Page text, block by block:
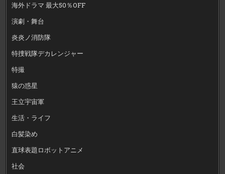
海外ドラマ 最大50％OFF
演劇・舞台
炎炎ノ消防隊
特捜戦隊デカレンジャー
特撮
猿の惑星
王立宇宙軍
生活・ライフ
白髪染め
直球表題ロボットアニメ
社会